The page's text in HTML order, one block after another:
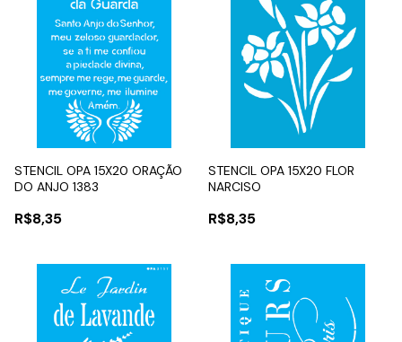
STENCIL OPA 15X20 ORAÇÃO
DO ANJO 1383
R$8,35
STENCIL OPA 15X20 FLOR
NARCISO
R$8,35